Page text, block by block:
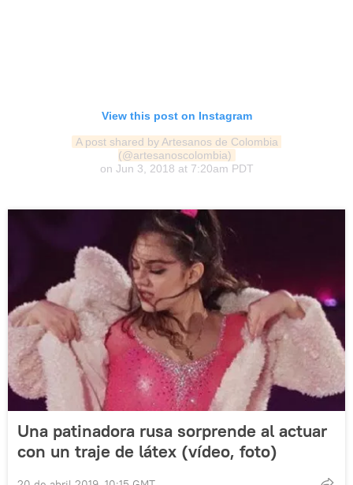
View this post on Instagram
A post shared by Artesanos de Colombia
(@artesanoscolombia)
on Jun 3, 2018 at 7:20am PDT
Una patinadora rusa sorprende al actuar
con un traje de látex (vídeo, foto)